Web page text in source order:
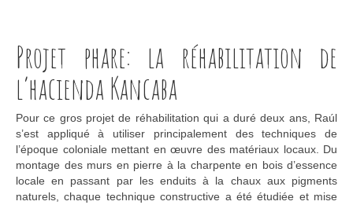
Projet phare: la réhabilitation de
l’hacienda Kancaba
Pour ce gros projet de réhabilitation qui a duré deux ans, Raúl
s’est appliqué à utiliser principalement des techniques de
l’époque coloniale mettant en œuvre des matériaux locaux. Du
montage des murs en pierre à la charpente en bois d’essence
locale en passant par les enduits à la chaux aux pigments
naturels, chaque technique constructive a été étudiée et mise